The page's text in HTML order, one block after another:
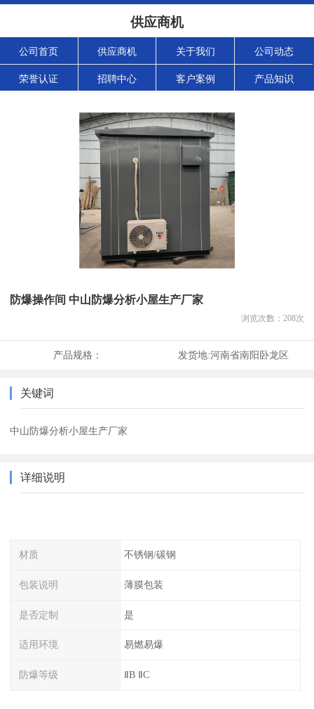
供应商机
公司首页 供应商机 关于我们 公司动态
荣誉认证 招聘中心 客户案例 产品知识
防爆操作间 中山防爆分析小屋生产厂家
浏览次数： 208次
产品规格： 发货地:河南省南阳卧龙区
关键词
中山防爆分析小屋生产厂家
详细说明
材质 不锈钢/碳钢
包装说明 薄膜包装
是否定制 是
适用环境 易燃易爆
防爆等级 ⅡB ⅡC